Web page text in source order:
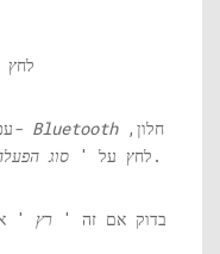
מאפייני שירות תמיכה ב- Bluetoothחלון,
לחץ על ' סוג ' מצב.
5. בדוק אם זה ' רץ '